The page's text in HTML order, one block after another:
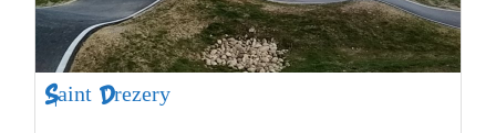
Saint Drezery